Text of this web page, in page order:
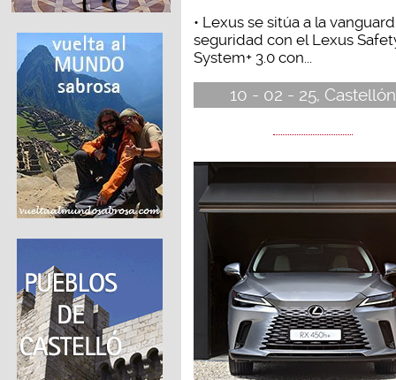
• Lexus se sitúa a la
seguridad con el Lexus
System+ 3.0 con...
10 - 02 - 25, Castellón